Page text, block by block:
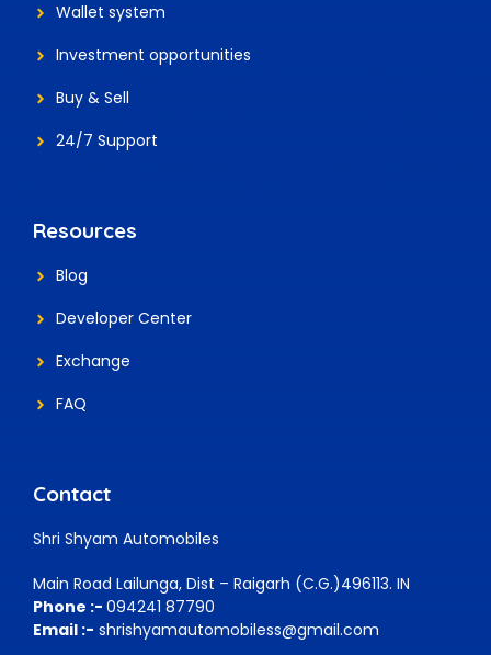
Wallet system
Investment opportunities
Buy & Sell
24/7 Support
Resources
Blog
Developer Center
Exchange
FAQ
Contact
Shri Shyam Automobiles
Main Road Lailunga, Dist – Raigarh (C.G.)496113. IN
Phone :- 094241 87790
Email :- shrishyamautomobiless@gmail.com